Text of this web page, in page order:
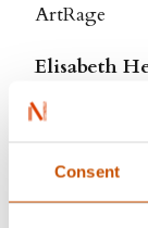
Consent
ArtRage
Elisabeth
Schneider
krótkie gatki
Sigrid
Oulie, 2024,